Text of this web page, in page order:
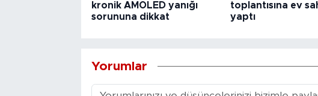
kronik AMOLED yanığı
sorununa dikkat
toplantısına ev
yaptı
Yorumlar